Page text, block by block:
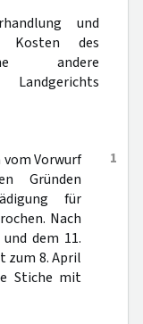
und
Kosten des
andere
1
Vorwurf
Gründen
für
Nach
dem 11.
zum 8. April
Stiche mit